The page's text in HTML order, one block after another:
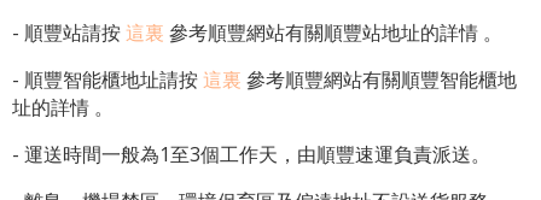
- 順豐站請按這裏 參考順豐網站有關順豐站地址的詳情 。
- 順豐智能櫃地址請按這裏 參考順豐網站有關順豐智能櫃地
址的詳情 。
- 運送時間一般為1至3個工作天，由順豐速運負責派送。